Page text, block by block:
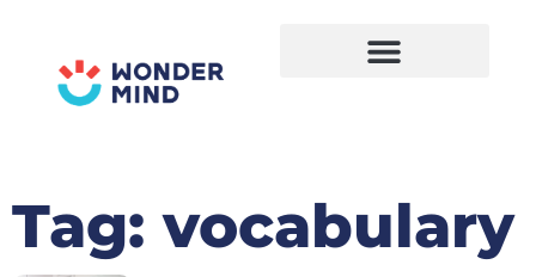
content
Tag: vocabulary